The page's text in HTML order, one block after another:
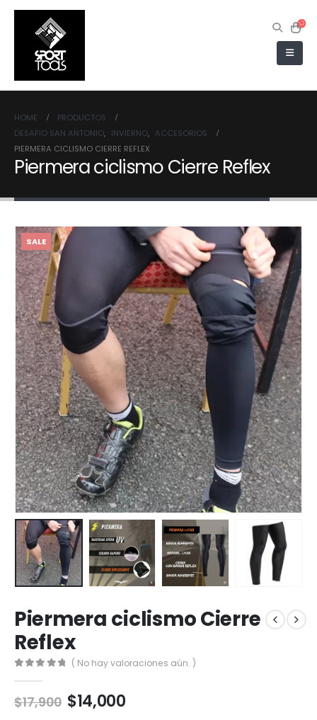
HOME
PRODUCTOS
DESAFIO SAN ANTONIO, INVIERNO, ACCESORIOS
PIERMERA CICLISMO CIERRE REFLEX
Piermera ciclismo Cierre Reflex
SALE
Piermera ciclismo Cierre
Reflex
( No hay valoraciones aún. )
$17,900 El
$14,000El